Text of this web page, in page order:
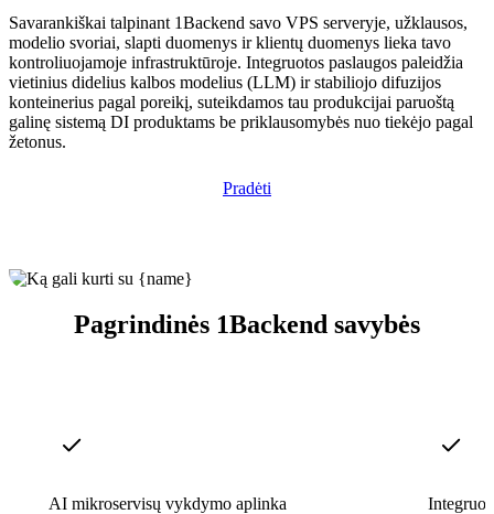
Savarankiškai talpinant 1Backend savo VPS serveryje, užklausos,
modelio svoriai, slapti duomenys ir klientų duomenys lieka tavo
kontroliuojamoje infrastruktūroje. Integruotos paslaugos paleidžia
vietinius didelius kalbos modelius (LLM) ir stabiliojo difuzijos
konteinerius pagal poreikį, suteikdamos tau produkcijai paruoštą
galinę sistemą DI produktams be priklausomybės nuo tiekėjo pagal
žetonus.
Pradėti
Pagrindinės 1Backend savybės
AI mikroservisų vykdymo aplinka